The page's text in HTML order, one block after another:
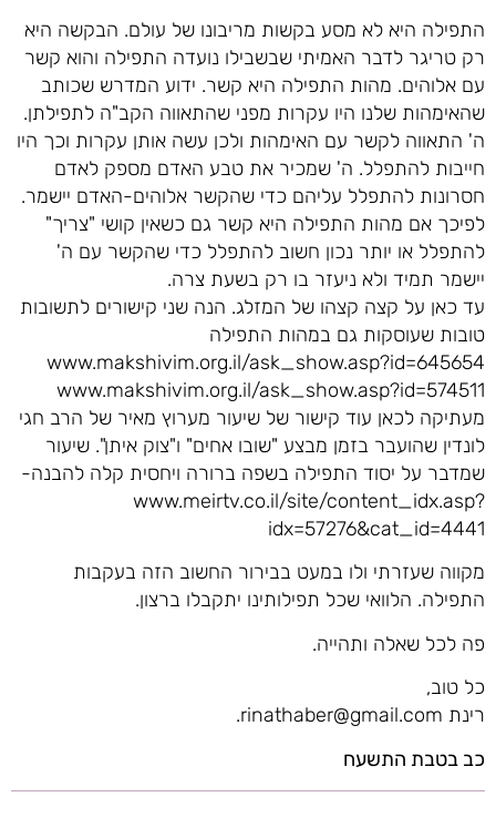
התפילה היא לא מסע בקשות מריבונו של עולם. הבקשה היא
רק טריגר לדבר האמיתי שבשבילו נועדה התפילה והוא קשר
עם אלוהים. מהות התפילה היא קשר. ידוע המדרש שכותב
שהאימהות שלנו היו עקרות מפני שהתאווה הקב"ה לתפילתן.
ה' התאווה לקשר עם האימהות ולכן עשה אותן עקרות וכך היו
חייבות להתפלל. ה' שמכיר את טבע האדם מספק לאדם
חסרונות להתפלל עליהם כדי שהקשר אלוהים-האדם יישמר.
לפיכך אם מהות התפילה היא קשר גם כשאין קושי "צריך"
להתפלל או יותר נכון חשוב להתפלל כדי שהקשר עם ה'
יישמר תמיד ולא ניעזר בו רק בשעת צרה.
עד כאן על קצה קצהו של המזלג. הנה שני קישורים לתשובות
טובות שעוסקות גם במהות התפילה
www.makshivim.org.il/ask_show.asp?id=645654
www.makshivim.org.il/ask_show.asp?id=574511
מעתיקה לכאן עוד קישור של שיעור מערוץ מאיר של הרב חגי
לונדין שהועבר בזמן מבצע "שובו אחים" ו"צוק איתן". שיעור
שמדבר על יסוד התפילה בשפה ברורה ויחסית קלה להבנה-
www.meirtv.co.il/site/content_idx.asp?
idx=57276&cat_id=4441
מקווה שעזרתי ולו במעט בבירור החשוב הזה בעקבות
התפילה. הלוואי שכל תפילותינו יתקבלו ברצון.
פה לכל שאלה ותהייה.
כל טוב,
רינת rinathaber@gmail.com.
כב בטבת התשעח